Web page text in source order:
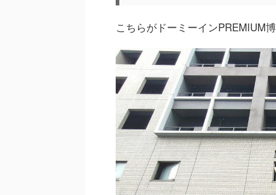
こちらがドーミーインPREMIUM